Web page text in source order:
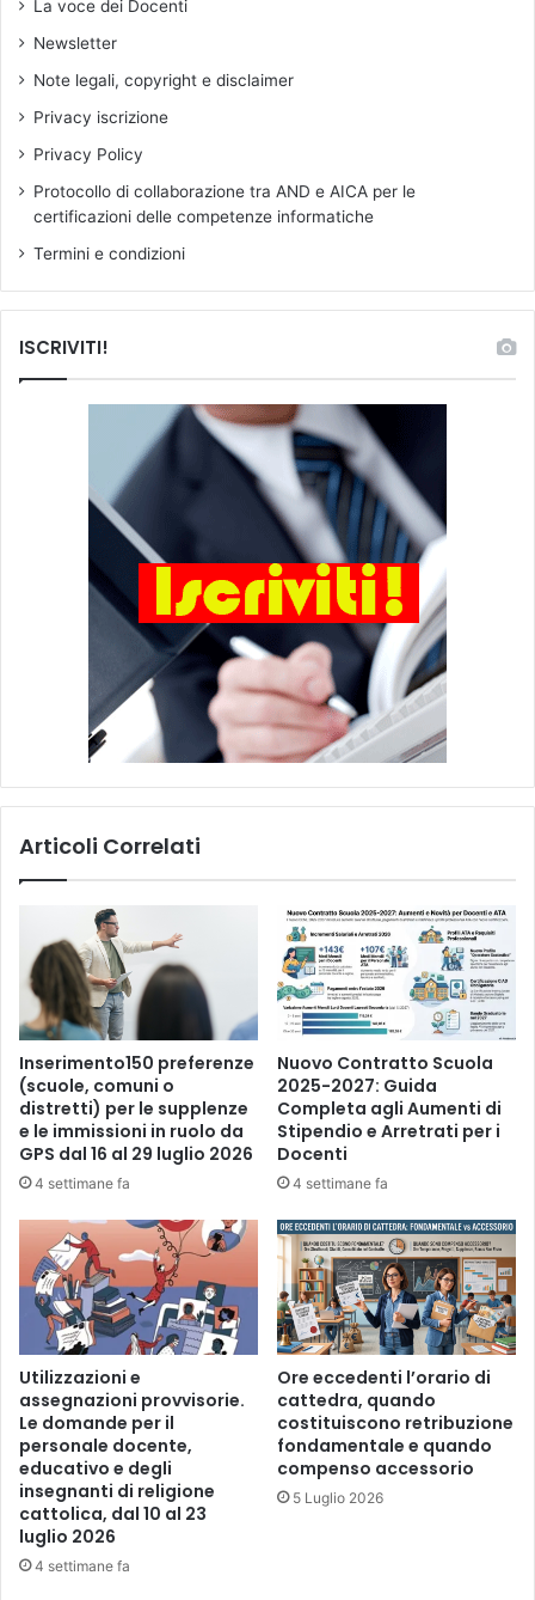
v
o
e
e
u
p
s
o
e
t
i
La voce dei Docenti
Newsletter
Note legali, copyright e disclaimer
Privacy iscrizione
Privacy Policy
Protocollo di collaborazione tra AND e AICA per le
certificazioni delle competenze informatiche
Termini e condizioni
ISCRIVITI!
Articoli Correlati
Inserimento150 preferenze
(scuole, comuni o
distretti) per le supplenze
e le immissioni in ruolo da
GPS dal 16 al 29 luglio 2026
4 settimane fa
Nuovo Contratto Scuola
2025-2027: Guida
Completa agli Aumenti di
Stipendio e Arretrati per i
Docenti
4 settimane fa
Utilizzazioni e
assegnazioni provvisorie.
Le domande per il
personale docente,
educativo e degli
insegnanti di religione
cattolica, dal 10 al 23
luglio 2026
4 settimane fa
Ore eccedenti l’orario di
cattedra, quando
costituiscono retribuzione
fondamentale e quando
compenso accessorio
5 Luglio 2026